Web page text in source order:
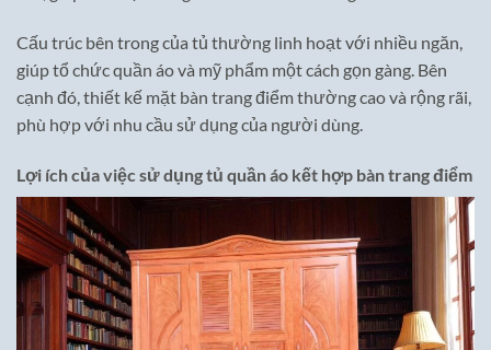
Cấu trúc bên trong của tủ thường linh hoạt với nhiều ngăn,
giúp tổ chức quần áo và mỹ phẩm một cách gọn gàng. Bên
cạnh đó, thiết kế mặt bàn trang điểm thường cao và rộng rãi,
phù hợp với nhu cầu sử dụng của người dùng.
Lợi ích của việc sử dụng tủ quần áo kết hợp bàn trang điểm